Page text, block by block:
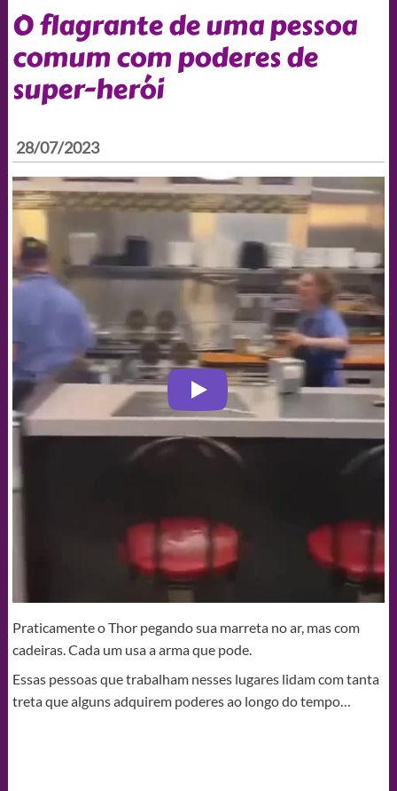
O flagrante de uma pessoa
comum com poderes de
super-herói
28/07/2023
Praticamente o Thor pegando sua marreta no ar, mas com
cadeiras. Cada um usa a arma que pode.
Essas pessoas que trabalham nesses lugares lidam com tanta
treta que alguns adquirem poderes ao longo do tempo…